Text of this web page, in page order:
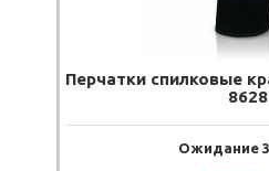
Перчатки спилковые
8628
Ожидание